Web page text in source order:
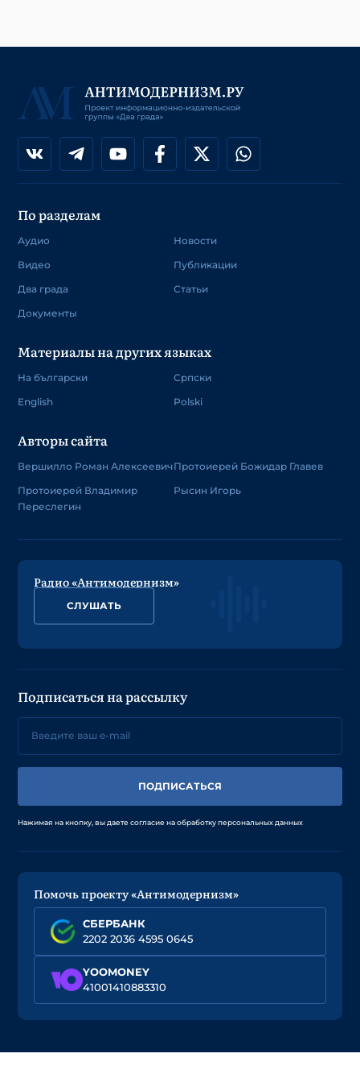
По разделам
Аудио
Видео
Два града
Документы
Новости
Публикации
Статьи
Материалы на других языках
На български
English
Српски
Polski
Авторы сайта
Вершилло Роман Алексеевич
Протоиерей Владимир
Переслегин
Протоиерей Божидар Главев
Рысин Игорь
Радио «Антимодернизм»
СЛУШАТЬ
Подписаться на рассылку
ПОДПИСАТЬСЯ
Нажимая на кнопку, вы даете согласие на обработку персональных данных
Помочь проекту «Антимодернизм»
СБЕРБАНК
2202 2036 4595 0645
YOOMONEY
41001410883310